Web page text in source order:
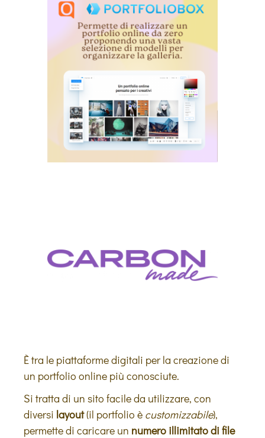
È tra le piattaforme digitali per la creazione di
un portfolio online più conosciute.
Si tratta di un sito facile da utilizzare, con
diversi layout(il portfolio è customizzabile),
permette di caricare un numero illimitato di file